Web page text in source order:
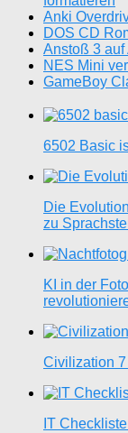
Anki
DOS CD
Anstoß 3 auf
NES Mini
GameBoy
6502 Basic
Die
zu
KI in der
Civilization
IT